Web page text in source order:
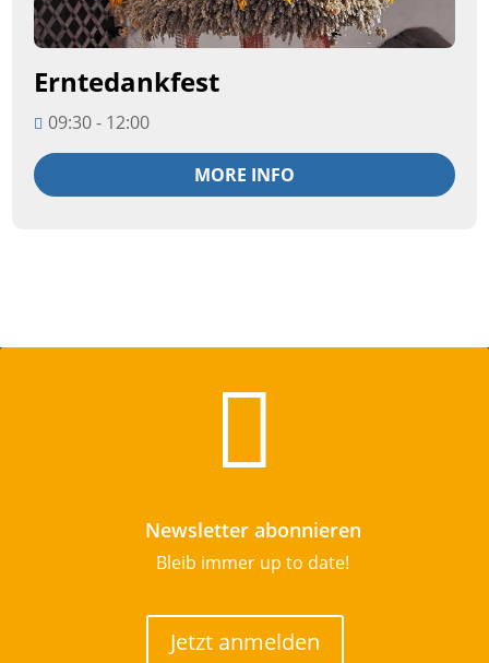
Erntedankfest
09:30 - 12:00
MORE INFO

Newsletter abonnieren
Bleib immer up to date!
Jetzt anmelden